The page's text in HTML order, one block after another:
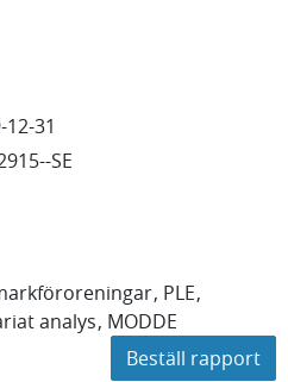
12-31
SE
PLE
analys MODDE
Beställ rapport